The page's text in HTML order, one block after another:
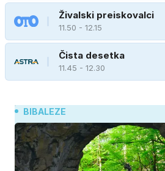
Živalski preiskovalci
11.50 - 12.15
Čista desetka
11.45 - 12.30
BIBALEZE